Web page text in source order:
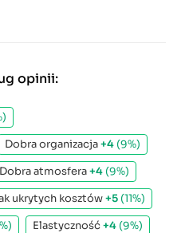
opinii:
Dobra organizacja+4 (9%)
Dobra atmosfera+4 (9%)
ukrytych kosztów+5 (11%)
Elastyczność+4 (9%)